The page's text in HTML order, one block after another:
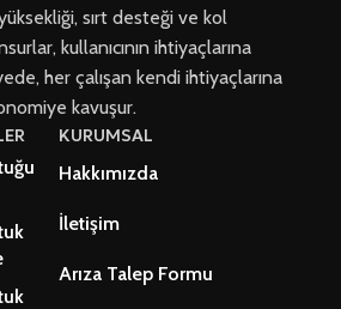
sırt desteği ve kol
kullanıcının ihtiyaçlarına
her çalışan kendi ihtiyaçlarına
kavuşur.
KURUMSAL
Hakkımızda
İletişim
Arıza Talep Formu